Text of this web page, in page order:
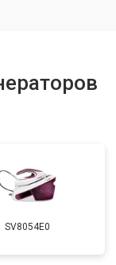
SV8054E0